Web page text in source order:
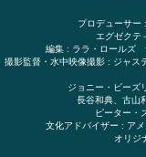
プロデューサー
エグゼクテ
編集 : ララ・ロールズ
撮影監督・水中映像撮影 : ジャス
ジョニー・ビーズ
長谷和典、古山
ピーター・
文化アドバイザー : ア
オリジ